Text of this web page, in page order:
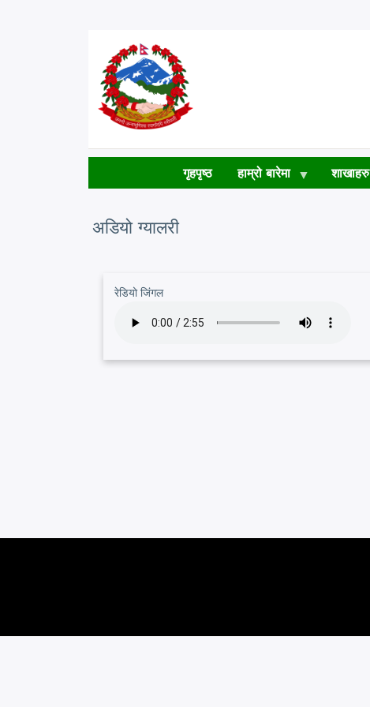
गृहपृष्ठ हाम्रो बारेमा शाखाहरु
अडियो ग्यालरी
रेडियो जिंगल